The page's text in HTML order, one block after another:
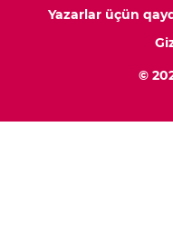
Yazarlar üçün
©